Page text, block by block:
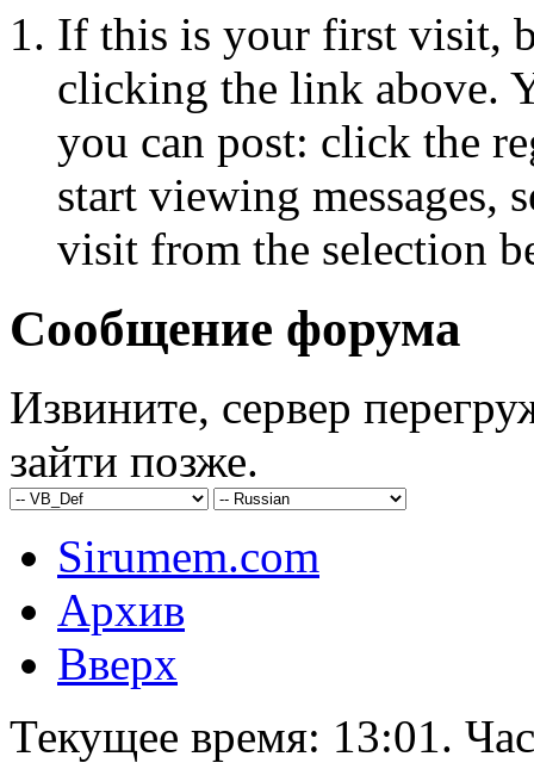
If this is your first visit,
clicking the link above.
you can post: click the
start viewing messages,
visit from the selection
Сообщение форума
Извините, сервер
зайти позже.
Sirumem.com
Архив
Вверх
Текущее время: 13:01.